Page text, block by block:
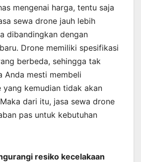
mengenai harga, tentu saja
sewa drone jauh lebih
dibandingkan dengan
Drone memiliki spesifikasi
berbeda, sehingga tak
Anda mesti membeli
yang kemudian tidak akan
dari itu, jasa sewa drone
pas untuk kebutuhan
resiko kecelakaan